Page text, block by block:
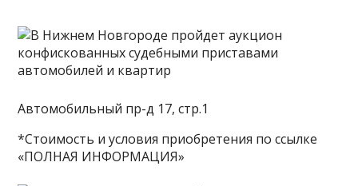
Автомобильный пр-д 17, стр.1
*Стоимость и условия приобретения по ссылке
«ПОЛНАЯ ИНФОРМАЦИЯ»